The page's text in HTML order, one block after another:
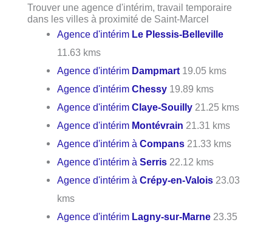
Trouver une agence d'intérim, travail temporaire
dans les villes à proximité de Saint-Marcel
Agence d'intérim Le Plessis-Belleville
11.63 kms
Agence d'intérim Dampmart 19.05 kms
Agence d'intérimChessy 19.89 kms
Agence d'intérimClaye-Souilly 21.25 kms
Agence d'intérim Montévrain 21.31 kms
Agence d'intérim àCompans 21.33 kms
Agence d'intérim àSerris 22.12 kms
Agence d'intérim àCrépy-en-Valois 23.03
kms
Agence d'intérim Lagny-sur-Marne 23.35